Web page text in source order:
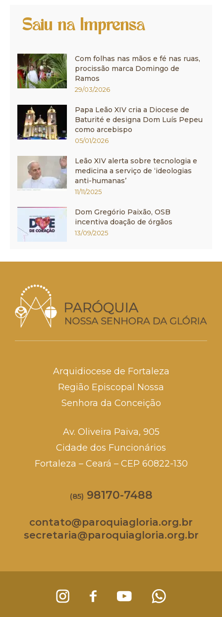
Saiu na Imprensa
Com folhas nas mãos e fé nas ruas,
procissão marca Domingo de
Ramos
29/03/2026
Papa Leão XIV cria a Diocese de
Baturité e designa Dom Luís Pepeu
como arcebispo
05/01/2026
Leão XIV alerta sobre tecnologia e
medicina a serviço de ‘ideologias
anti-humanas’
11/11/2025
Dom Gregório Paixão, OSB
incentiva doação de órgãos
13/09/2025
Arquidiocese de Fortaleza
Região Episcopal Nossa
Senhora da Conceição
Av. Oliveira Paiva, 905
Cidade dos Funcionários
Fortaleza – Ceará – CEP 60822-130
(85) 98170-7488
contato@paroquiagloria.org.br
secretaria@paroquiagloria.org.br